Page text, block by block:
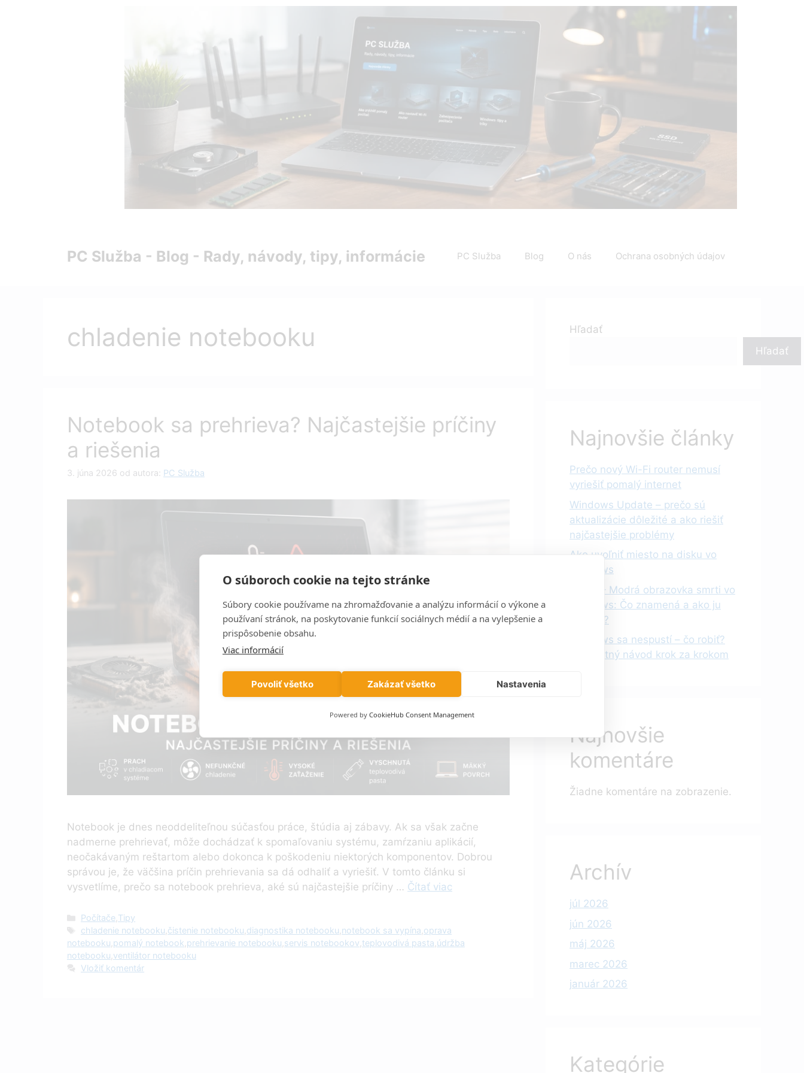
PC Služba - Blog - Rady, návody, tipy, informácie PC Služba Blog O nás Ochrana osobných údajov
chladenie notebooku
Notebook sa prehrieva? Najčastejšie príčiny
a riešenia
3. júna 2026 od autora: PC Služba
Notebook je dnes neoddeliteľnou súčasťou práce, štúdia aj zábavy. Ak sa však začne
nadmerne prehrievať, môže dochádzať k spomaľovaniu systému, zamŕzaniu aplikácií,
neočakávaným reštartom alebo dokonca k poškodeniu niektorých komponentov. Dobrou
správou je, že väčšina príčin prehrievania sa dá odhaliť a vyriešiť. V tomto článku si
vysvetlíme, prečo sa notebook prehrieva, aké sú najčastejšie príčiny … Čítať viac
Kategórie
Počítače,Tipy
Značky
chladenie notebooku,čistenie notebooku,diagnostika notebooku,notebook sa vypína,oprava
notebooku,pomalý notebook,prehrievanie notebooku,servis notebookov,teplovodivá pasta,údržba
notebooku,ventilátor notebooku
Vložiť komentár
Hľadať
Hľadať
Najnovšie články
Prečo nový Wi-Fi router nemusí
vyriešiť pomalý internet
Windows Update – prečo sú
aktualizácie dôležité a ako riešiť
najčastejšie problémy
Ako uvoľniť miesto na disku vo
Windows
BSOD – Modrá obrazovka smrti vo
Windows: Čo znamená a ako ju
vyriešiť?
Windows sa nespustí – čo robiť?
Kompletný návod krok za krokom
Najnovšie
komentáre
Žiadne komentáre na zobrazenie.
Archív
júl 2026
jún 2026
máj 2026
marec 2026
január 2026
Kategórie
O súboroch cookie na tejto stránke
Súbory cookie používame na zhromažďovanie a analýzu informácií o výkone a
používaní stránok, na poskytovanie funkcií sociálnych médií a na vylepšenie a
prispôsobenie obsahu.
Viac informácií
Povoliť všetko Zakázať všetko Nastavenia
Powered by CookieHub Consent Management